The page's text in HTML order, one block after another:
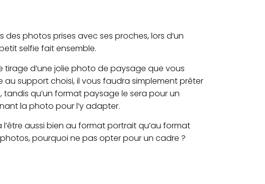
photos prises avec ses proches, lors d’un
selfie fait ensemble.
d’une jolie photo de paysage que vous
support choisi, il vous faudra simplement prêter
qu’un format paysage le sera pour un
la photo pour l’y adapter.
aussi bien au format portrait qu’au format
pourquoi ne pas opter pour un cadre ?